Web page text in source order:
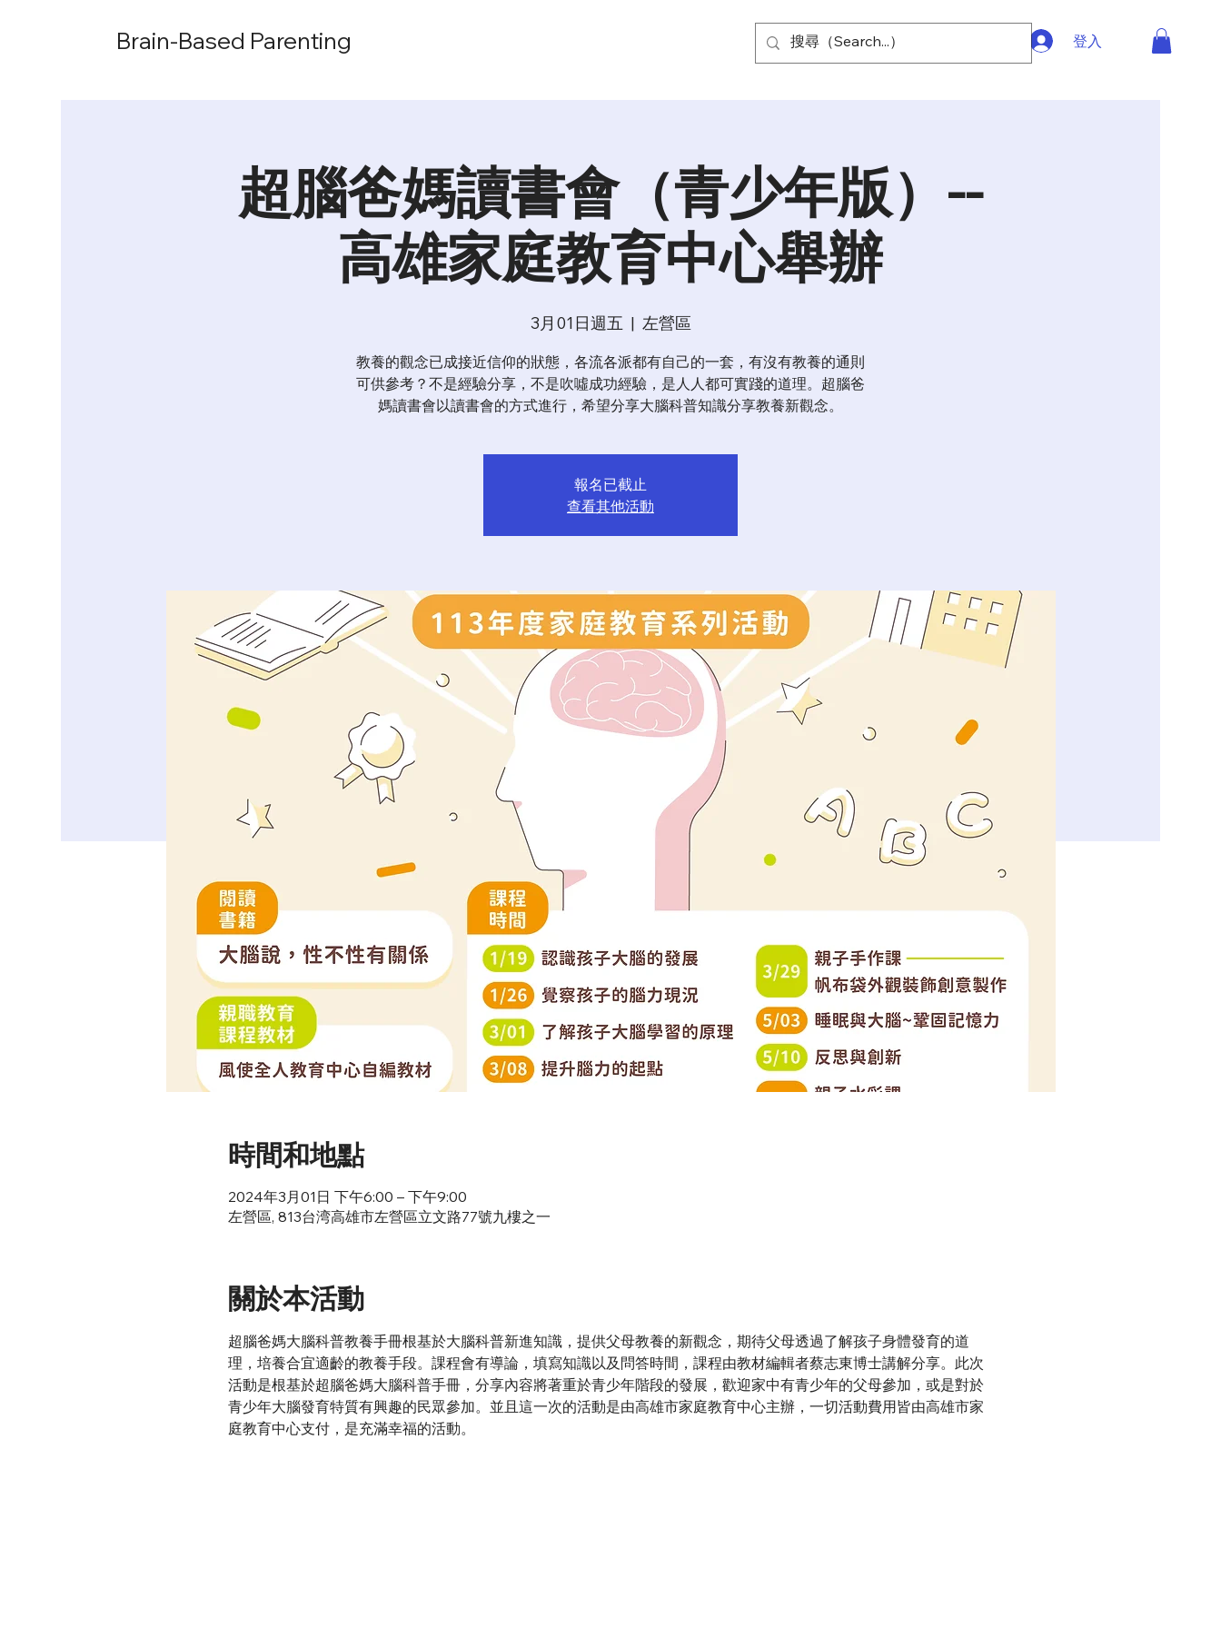
Brain-Based Parenting 登入
超腦爸媽讀書會（青少年版）--
高雄家庭教育中心舉辦
3月01日週五
  |
左營區
教養的觀念已成接近信仰的狀態，各流各派都有自己的一套，有沒有教養的通則
可供參考？不是經驗分享，不是吹噓成功經驗，是人人都可實踐的道理。超腦爸
媽讀書會以讀書會的方式進行，希望分享大腦科普知識分享教養新觀念。
報名已截止
查看其他活動
時間和地點
2024年3月01日 下午6:00 – 下午9:00
左營區, 813台湾高雄市左營區立文路77號九樓之一
關於本活動
超腦爸媽大腦科普教養手冊根基於大腦科普新進知識，提供父母教養的新觀念，期待父母透過了解孩子身體發育的道
理，培養合宜適齡的教養手段。課程會有導論，填寫知識以及問答時間，課程由教材編輯者蔡志東博士講解分享。此次
活動是根基於超腦爸媽大腦科普手冊，分享內容將著重於青少年階段的發展，歡迎家中有青少年的父母參加，或是對於
青少年大腦發育特質有興趣的民眾參加。並且這一次的活動是由高雄市家庭教育中心主辦，一切活動費用皆由高雄市家
庭教育中心支付，是充滿幸福的活動。